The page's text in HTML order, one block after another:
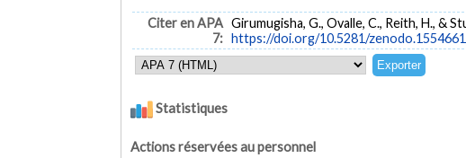
Citer en APA
7:
Girumugisha, G., Ovalle, C., Reith, H., &
https://doi.org/10.5281/
Statistiques
Actions réservées au personnel